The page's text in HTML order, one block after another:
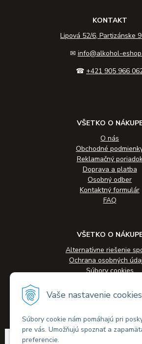
Vaše nastavenie cookies
Súbory cookie nám pomáhajú pri
pre vás. Umožňujú spoznať a
preferencie.
KONTAKT
Lipová 52/6, Partizánske
✉ info@alkohol-
☎ +421 905 966
VŠETKO O
O nás
Obchodné
Reklamačný
Doprava a platba
Osobný odber
Kontaktný formulár
FAQ
VŠETKO O
Alternatívne riešenie
Ochrana osobných
Súbory cookies
Veľkoobchodná
© 2026 Alkohol-eshop.sk •